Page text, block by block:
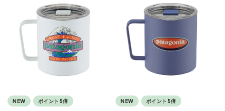
NEW ポイント5倍 NEW ポイント5倍